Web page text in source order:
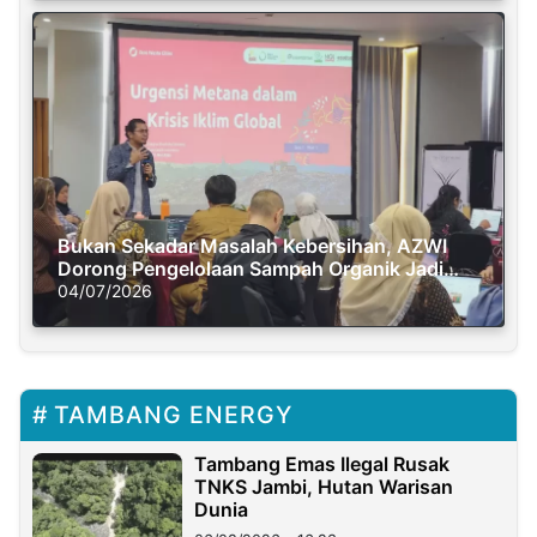
Bukan Sekadar Masalah Kebersihan, AZWI
Dorong Pengelolaan Sampah Organik Jadi
Solusi Krisis Iklim
04/07/2026
TAMBANG ENERGY
Tambang Emas Ilegal Rusak
TNKS Jambi, Hutan Warisan
Dunia